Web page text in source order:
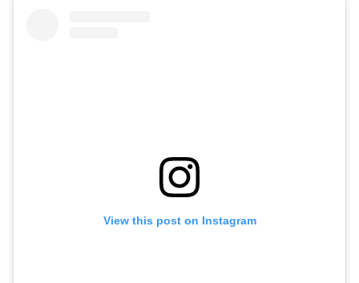
View this post on Instagram